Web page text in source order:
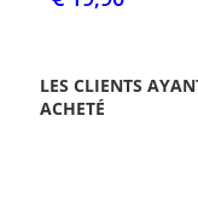
LES CLIENTS
ACHETÉ